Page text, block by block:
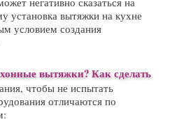
установка вытяжки на кухне
условием создания
вытяжки? Как сделать
чтобы не испытать
отличаются по